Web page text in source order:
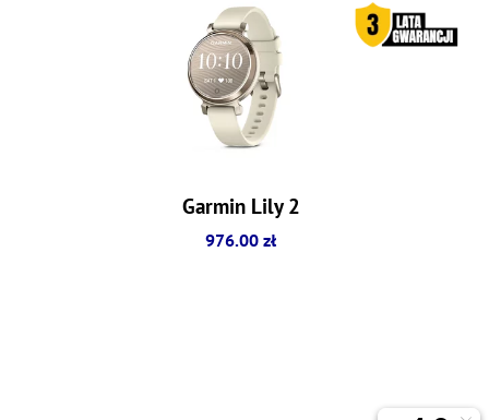
Garmin Lily 2
976.00 zł